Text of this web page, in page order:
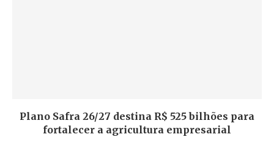
Plano Safra 26/27 destina R$ 525 bilhões para
fortalecer a agricultura empresarial